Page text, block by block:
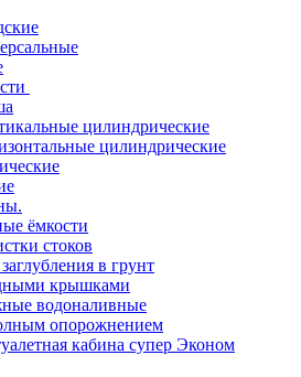
цилиндрические
цилиндрические
ёмкости
стоков
в грунт
крышками
водоналивные
опорожнением
кабина супер Эконом